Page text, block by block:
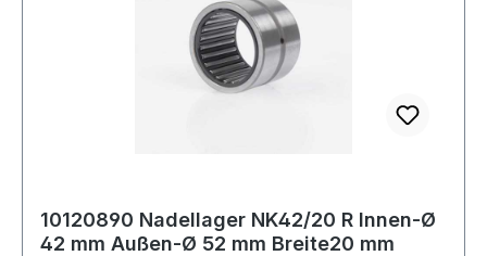
10120890 Nadellager NK42/20 R Innen-Ø
42 mm Außen-Ø 52 mm Breite20 mm